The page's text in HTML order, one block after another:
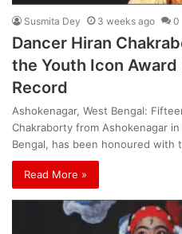
Susmita Dey 3 weeks ago 0
Dancer Hiran
the Youth Icon
Record
Ashokenagar, West Bengal:
Chakraborty from Ashokenagar
Bengal, has been honoured with
Read More »